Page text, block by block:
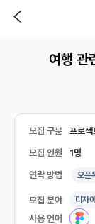
여행 관
모집 구분 프로젝
모집 인원 1명
연락 방법 오픈
모집 분야 디자
사용 언어